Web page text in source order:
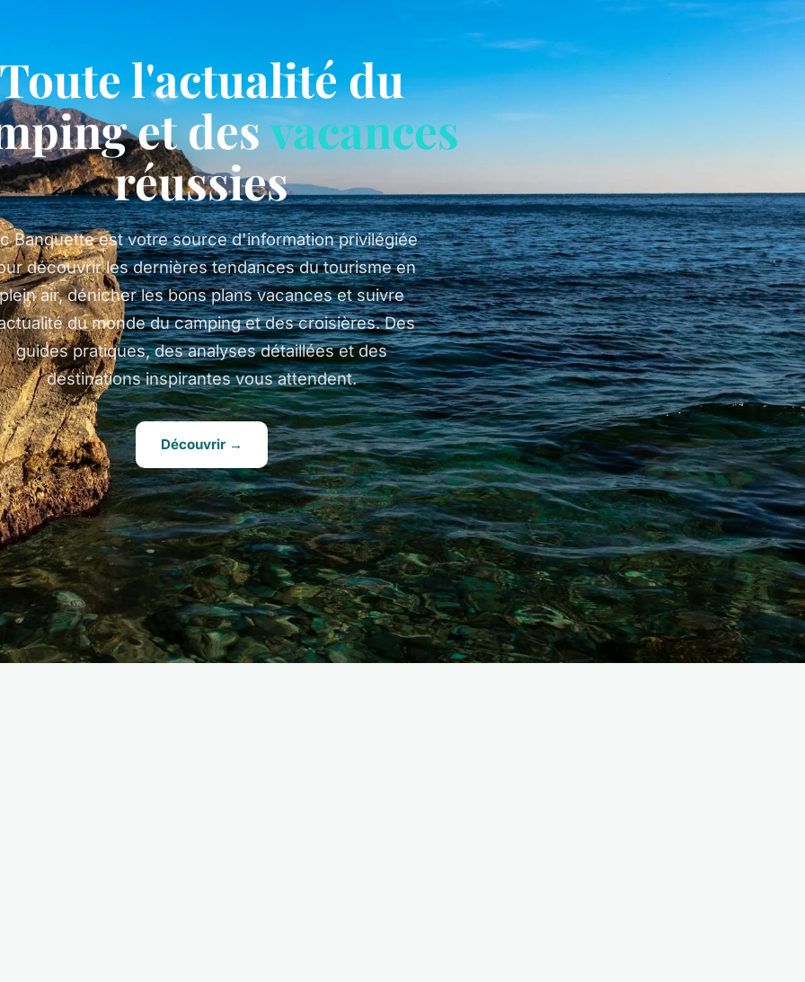
l'actualité du
et desvacances
réussies
Banquette est votre source d'information privilégiée
découvrir les dernières tendances du tourisme en
air, dénicher les bons plans vacances et suivre
du monde du camping et des croisières. Des
guides pratiques, des analyses détaillées et des
destinations inspirantes vous attendent.
Découvrir →